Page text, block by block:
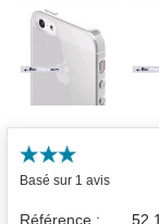
Basé sur 1 avis
Référence :